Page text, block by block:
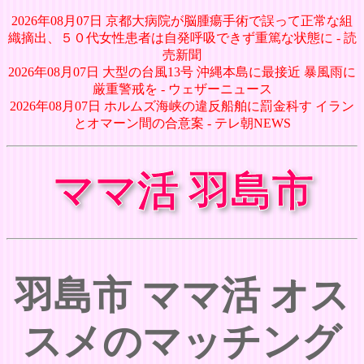
2026年08月07日 京都大病院が脳腫瘍手術で誤って正常な組
織摘出、５０代女性患者は自発呼吸できず重篤な状態に - 読
売新聞
2026年08月07日 大型の台風13号 沖縄本島に最接近 暴風雨に
厳重警戒を - ウェザーニュース
2026年08月07日 ホルムズ海峡の違反船舶に罰金科す イラン
とオマーン間の合意案 - テレ朝NEWS
ママ活 羽島市
羽島市 ママ活 オス
スメのマッチング